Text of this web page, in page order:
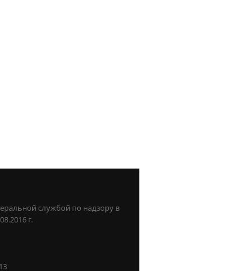
службой по надзору в
г.